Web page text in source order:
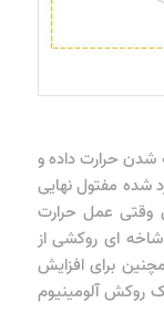
شدن حرارت داده و
شده مفتول نهایی
وقتی عمل حرارت
ای روکشی از
برای افزایش
روکش آلومینیوم